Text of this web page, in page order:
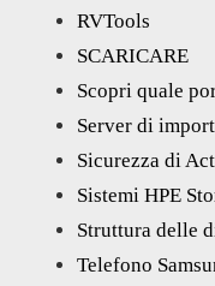
RVTools
SCARICARE
Scopri quale
Server di
Sicurezza di
Sistemi HPE
Struttura delle
Telefono